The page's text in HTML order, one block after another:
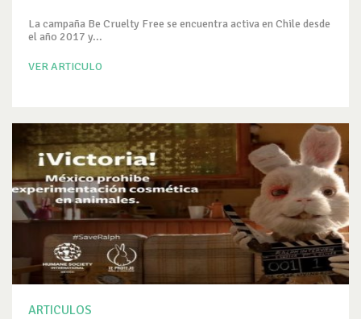
La campaña Be Cruelty Free se encuentra activa en Chile desde
el año 2017 y...
VER ARTICULO
ARTICULOS